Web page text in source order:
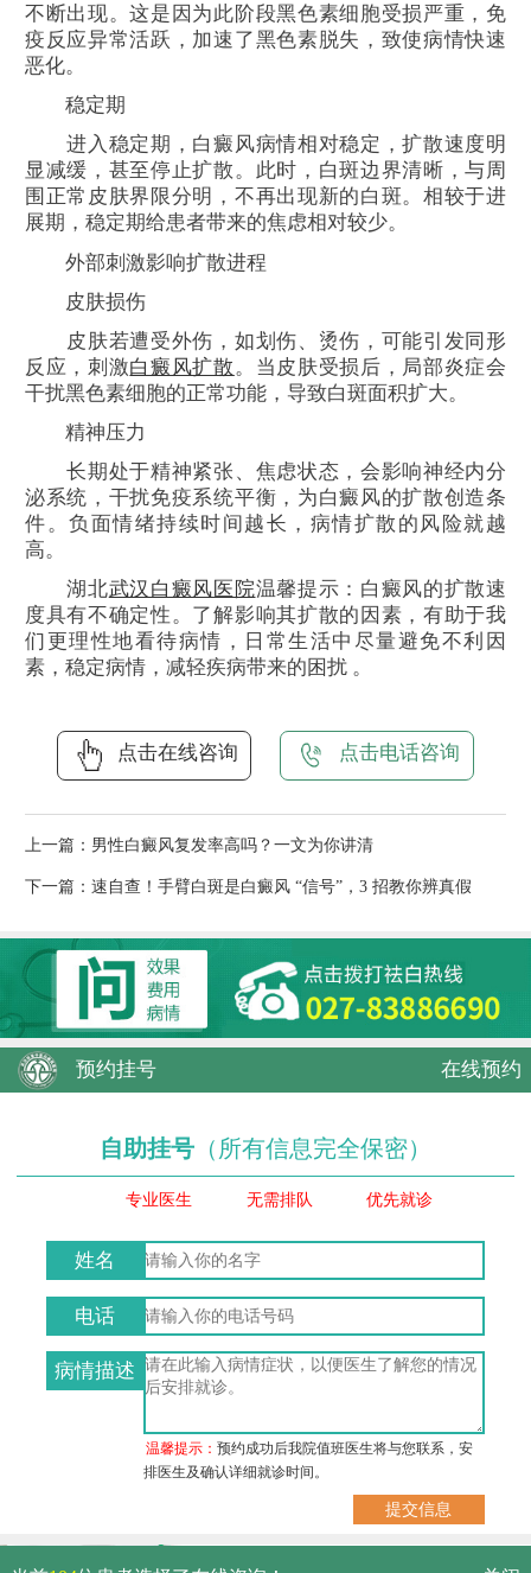
不断出现。这是因为此阶段黑色素细胞受损严重，免
疫反应异常活跃，加速了黑色素脱失，致使病情快速
恶化。
稳定期
进入稳定期，白癜风病情相对稳定，扩散速度明
显减缓，甚至停止扩散。此时，白斑边界清晰，与周
围正常皮肤界限分明，不再出现新的白斑。相较于进
展期，稳定期给患者带来的焦虑相对较少。
外部刺激影响扩散进程
皮肤损伤
皮肤若遭受外伤，如划伤、烫伤，可能引发同形
反应，刺激白癜风扩散。当皮肤受损后，局部炎症会
干扰黑色素细胞的正常功能，导致白斑面积扩大。
精神压力
长期处于精神紧张、焦虑状态，会影响神经内分
泌系统，干扰免疫系统平衡，为白癜风的扩散创造条
件。负面情绪持续时间越长，病情扩散的风险就越
高。
湖北武汉白癜风医院温馨提示：白癜风的扩散速
度具有不确定性。了解影响其扩散的因素，有助于我
们更理性地看待病情，日常生活中尽量避免不利因
素，稳定病情，减轻疾病带来的困扰 。
点击在线咨询 点击电话咨询
上一篇： 男性白癜风复发率高吗？一文为你讲清
下一篇： 速自查！手臂白斑是白癜风 “信号”，3 招教你辨真假
预约挂号 在线预约
自助挂号 （所有信息完全保密）
专业医生 无需排队 优先就诊
姓名
电话
病情描述
温馨提示：预约成功后我院值班医生将与您联系，安
排医生及确认详细就诊时间。